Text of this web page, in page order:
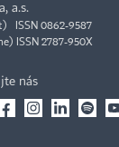
a.s.
ISSN 0862-9587
ISSN 2787-950X
nás